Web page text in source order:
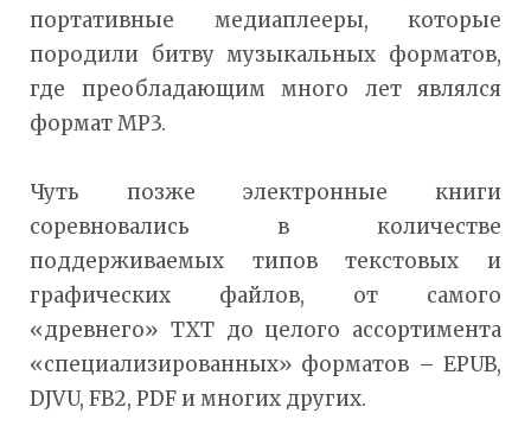
портативные медиаплееры, которые
породили битву музыкальных форматов,
где преобладающим много лет являлся
формат MP3.
Чуть позже электронные книги
соревновались в количестве
поддерживаемых типов текстовых и
графических файлов, от самого
«древнего» TXT до целого ассортимента
«специализированных» форматов – EPUB,
DJVU, FB2, PDF и многих других.